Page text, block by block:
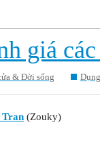
giá
& Đời sống
(Zouky)